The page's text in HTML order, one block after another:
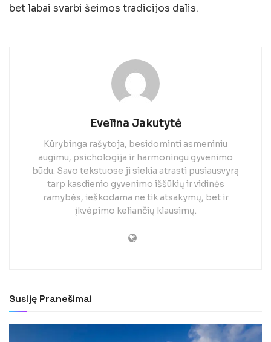
bet labai svarbi šeimos tradicijos dalis.
Evelina Jakutytė
Kūrybinga rašytoja, besidominti asmeniniu
augimu, psichologija ir harmoningu gyvenimo
būdu. Savo tekstuose ji siekia atrasti pusiausvyrą
tarp kasdienio gyvenimo iššūkių ir vidinės
ramybės, ieškodama ne tik atsakymų, bet ir
įkvėpimo keliančių klausimų.
Susiję Pranešimai